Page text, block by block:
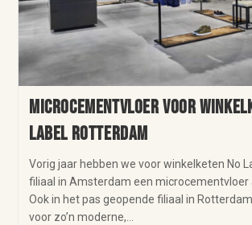
Microcementvloer voor
Label Rotterdam
Vorig jaar hebben we voor winkelketen No
filiaal in Amsterdam een microcementvloer
Ook in het pas geopende filiaal in
voor zo’n moderne,…